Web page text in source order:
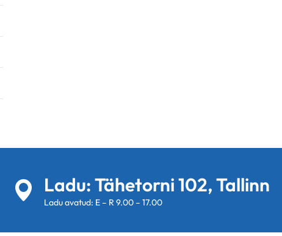
Ladu: Tähetorni 102, Tallinn
Ladu avatud: E – R 9.00 – 17.00